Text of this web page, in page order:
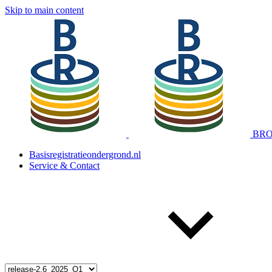
Skip to main content
Basisregistratieondergrond.nl
Service & Contact